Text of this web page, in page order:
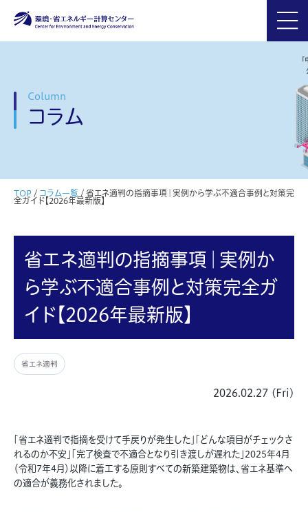
Column
コラム
TOP / コラム一覧 / 省エネ適判の指摘事項｜実例から学ぶ不適合事例と対策完
全ガイド【2026年最新版】
省エネ適判の指摘事項｜実例か
ら学ぶ不適合事例と対策完全ガ
イド【2026年最新版】
省エネ適判
2026.02.27 (Fri)
「省エネ適判で指摘を受けて手戻りが発生した」「どんな項目がチェックさ
れるのか不安」「完了検査で不適合となり引き渡しが遅れた」2025年4月
（令和7年4月）以降に着工する原則すべての新築建築物は、省エネ基準へ
の適合が義務化されました。